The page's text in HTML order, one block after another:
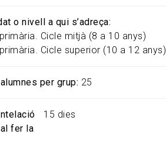
o nivell a qui s’adreça
Cicle mitjà (8 a 10 anys)
Cicle superior (10 a 12 anys)
per grup 25
fer la
15 dies